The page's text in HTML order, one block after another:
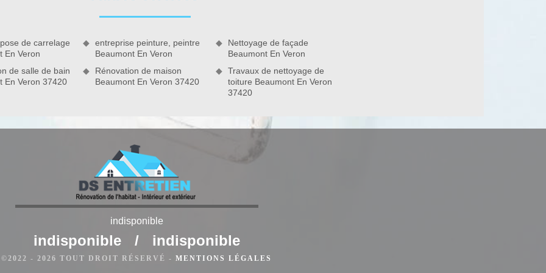
à Beaumont En Veron
et nécessite d'une intervention de professionnel qualifié
les normes à exiger. D'ailleurs, ce type de travaux est
de carrelage
En Veron
de salle de bain
En Veron 37420
entreprise peinture, peintre
Beaumont En Veron
Rénovation de maison
Beaumont En Veron 37420
Nettoyage de façade
Beaumont En Veron
Travaux de nettoyage de
toiture Beaumont En Veron
indisponible
indisponible / indisponible
©2022 - 2026 TOUT DROIT RÉSERVÉ - MENTIONS LÉGALES